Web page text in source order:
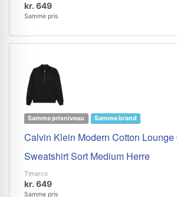
kr. 649
Samme pris
Samme prisniveau Samme brand
Calvin Klein Modern Cotton Lounge
Sweatshirt Sort Medium Herre
Timarco
kr. 649
Samme pris